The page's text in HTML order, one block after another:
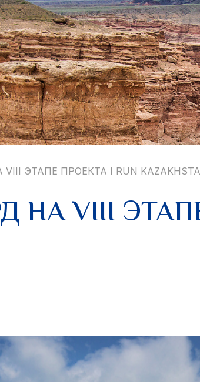
ЭТАПЕ ПРОЕКТА I RUN
VIII